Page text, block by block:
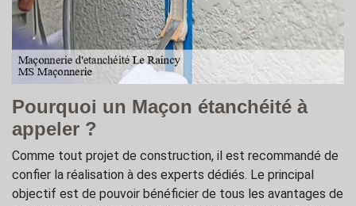
Pourquoi un Maçon étanchéité à
appeler ?
Comme tout projet de construction, il est recommandé de
confier la réalisation à des experts dédiés. Le principal
objectif est de pouvoir bénéficier de tous les avantages de